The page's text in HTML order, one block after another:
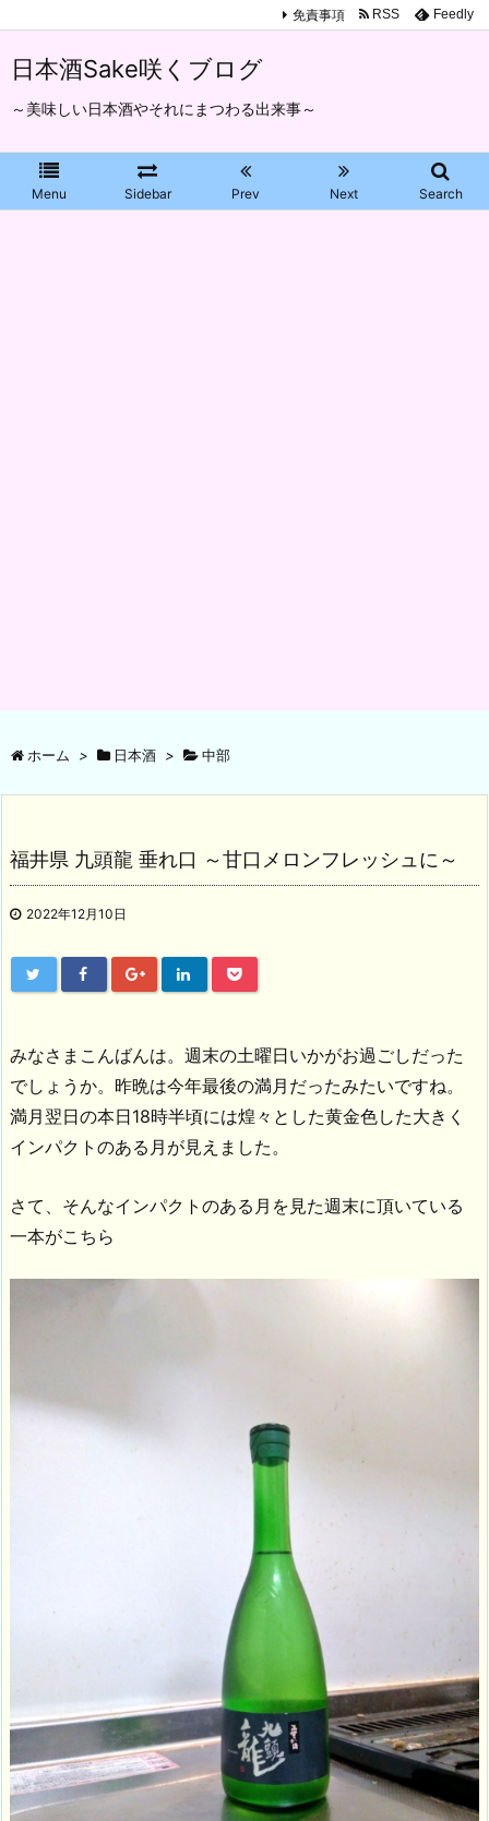
日本酒Sake咲くブログ
～美味しい日本酒やそれにまつわる出来事～
Menu Sidebar Prev Next Search
免責事項 RSS Feedly
ホーム > 日本酒 > 中部
福井県 九頭龍 垂れ口 ～甘口メロンフレッシュに～
2022年12月10日
みなさまこんばんは。週末の土曜日いかがお過ごしだった
でしょうか。昨晩は今年最後の満月だったみたいですね。
満月翌日の本日18時半頃には煌々とした黄金色した大きく
インパクトのある月が見えました。
さて、そんなインパクトのある月を見た週末に頂いている
一本がこちら